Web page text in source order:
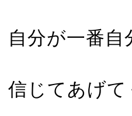
自分が一番自
信じてあげて